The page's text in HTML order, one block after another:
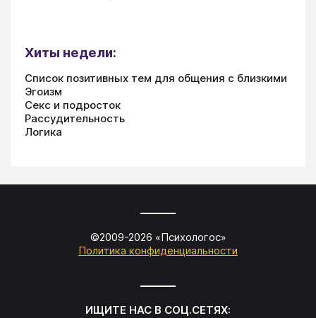
Хиты недели:
Список позитивных тем для общения с близкими
Эгоизм
Секс и подросток
Рассудительность
Логика
©2009-2026 «Психологос»
Политика конфиденциальности
ИЩИТЕ НАС В СОЦ.СЕТЯХ: